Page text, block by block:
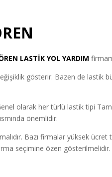
LASTİK YOL YARDIM
gösterir. Bazen de lastik
olarak her türlü lastik tipi
önemlidir.
Bazı firmalar yüksek ücret
seçimine özen gösterilmelidir.